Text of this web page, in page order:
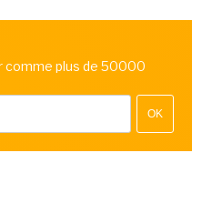
comme plus de 50000
OK